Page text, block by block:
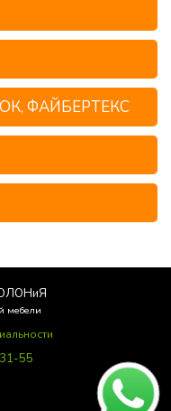
ФАЙБЕРТЕКС
мебели
55